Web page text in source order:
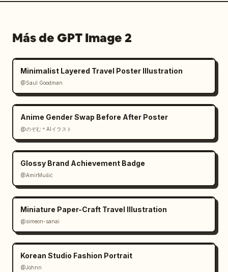
del equipo
Niebla y humo atmosférico
Partículas de brasas flotantes
Profundidad cinematográfica
Distracciones mínimas
El personaje sigue siendo el punto focal más
brillante
Diseño de tipografía:
Apellido vertical masivo a lo largo del lado
Nombre pequeño en la parte superior
Más de GPT Image 2
Minimalist Layered Travel Poster Illustration
@Saul Goodman
Anime Gender Swap Before After Poster
@のぞむ＊AIイラスト
Glossy Brand Achievement Badge
@AmirMušić
Miniature Paper-Craft Travel Illustration
@simeon-sanai
Korean Studio Fashion Portrait
@Johnn